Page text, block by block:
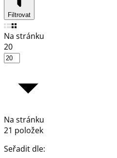
Filtrovat
Na stránku
20
Na stránku
21 položek
Seřadit dle: